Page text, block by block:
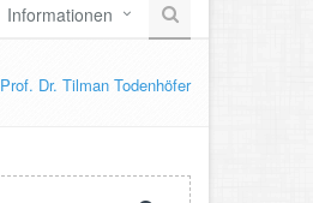
Informationen
Prof. Dr. Tilman Todenhöfer